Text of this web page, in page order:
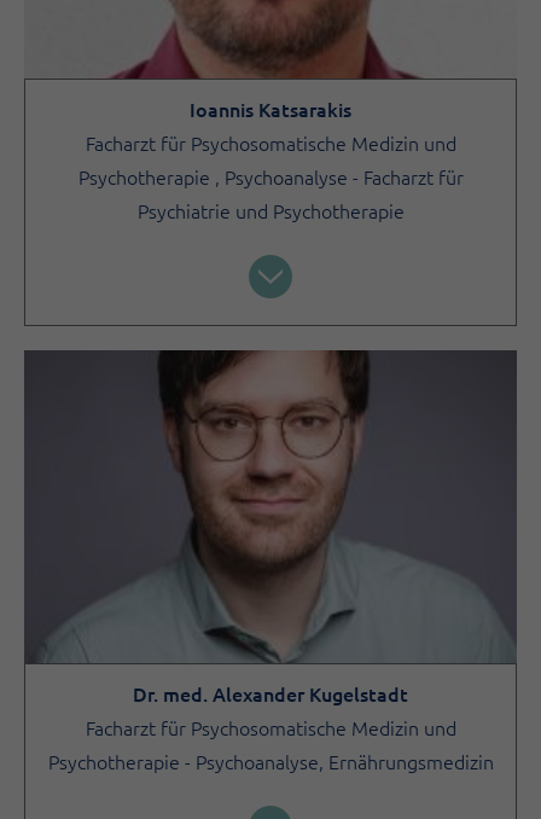
Ioannis Katsarakis
Facharzt für Psychosomatische Medizin und
Psychotherapie , Psychoanalyse - Facharzt für
Psychiatrie und Psychotherapie
Dr. med. Alexander Kugelstadt
Facharzt für Psychosomatische Medizin und
Psychotherapie - Psychoanalyse, Ernährungsmedizin